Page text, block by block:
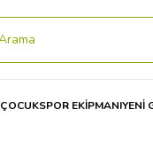
ÇOCUKSPOR EKİPMANIYENİ